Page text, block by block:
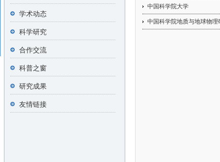
学术动态
科学研究
合作交流
科普之窗
研究成果
友情链接
中国科学院大学
中国科学院地质与地球物理